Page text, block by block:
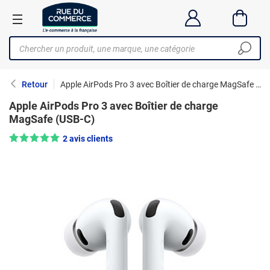
Retour Apple AirPods Pro 3 avec Boîtier de charge MagSafe (USB-C)
Apple AirPods Pro 3 avec Boîtier de charge
MagSafe (USB-C)
Note : 5/5 — 2 avis clients